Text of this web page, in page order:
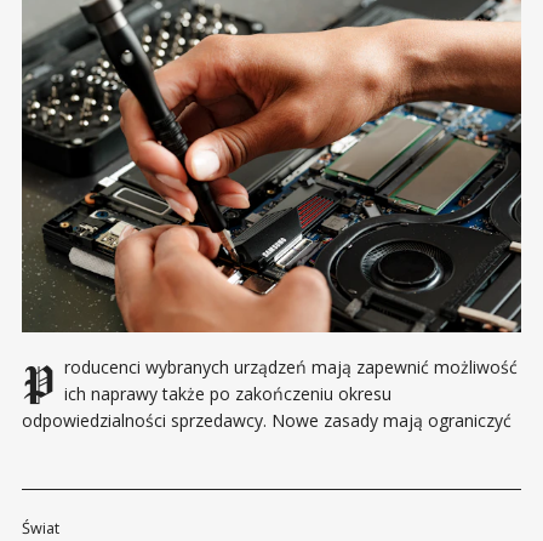
Producenci wybranych urządzeń mają zapewnić możliwość ich naprawy także po zakończeniu okresu
odpowiedzialności sprzedawcy. Nowe zasady mają ograniczyć
wdrażające dyrektywę o prawie do naprawy. Zamiast
Świat